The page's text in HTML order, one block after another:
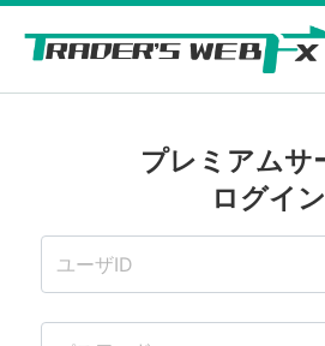
プレミアムサ
ログイン